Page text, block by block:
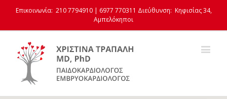
Επικοινωνία: 210 7794910 | 6977 770311 Διεύθυνση: Κηφισίας 34,
Αμπελόκηποι